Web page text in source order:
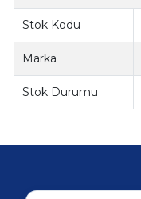
Stok Kodu
Marka
Stok Durumu